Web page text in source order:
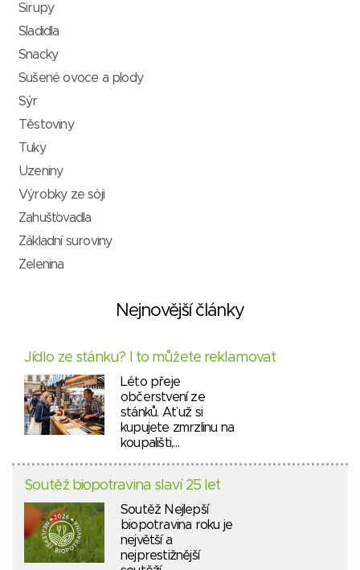
Sirupy
Sladidla
Snacky
Sušené ovoce a plody
Sýr
Těstoviny
Tuky
Uzeniny
Výrobky ze sóji
Zahušťovadla
Základní suroviny
Zelenina
Nejnovější články
Jídlo ze stánku? I to můžete reklamovat
Léto přeje
občerstvení ze
stánků. Ať už si
kupujete zmrzlinu na
koupališti,…
Soutěž biopotravina slaví 25 let
Soutěž Nejlepší
biopotravina roku je
největší a
nejprestižnější